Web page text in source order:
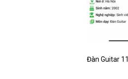
Đàn Guitar